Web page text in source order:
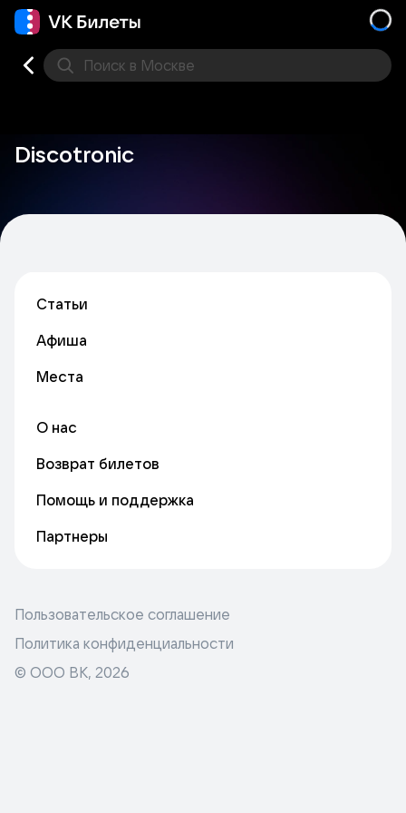
Поиск в Москве
Discotronic
Статьи
Афиша
Места
О нас
Возврат билетов
Помощь и поддержка
Партнеры
Пользовательское соглашение
Политика конфиденциальности
© ООО ВК, 2026